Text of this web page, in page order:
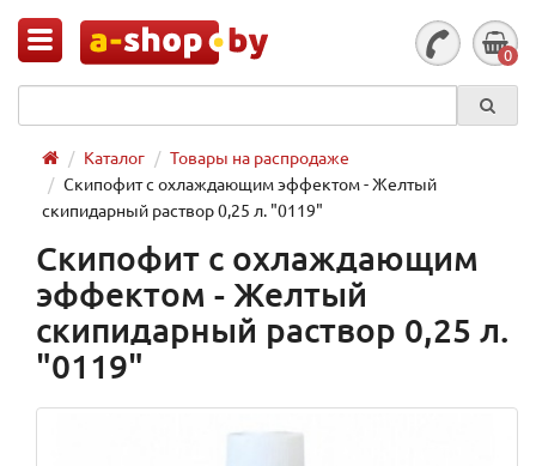
0
Каталог
Товары на распродаже
Скипофит с охлаждающим эффектом - Желтый
скипидарный раствор 0,25 л. "0119"
Скипофит с охлаждающим
эффектом - Желтый
скипидарный раствор 0,25 л.
"0119"